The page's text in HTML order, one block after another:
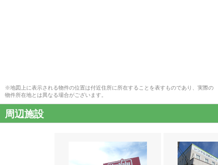
※地図上に表示される物件の位置は付近住所に所在することを表すものであり、実際の
物件所在地とは異なる場合がございます。
周辺施設